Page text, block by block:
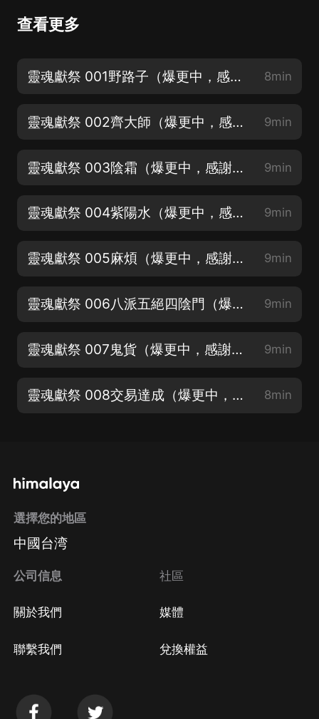
查看更多
靈魂獻祭 001野路子（爆更中，感謝關注+訂閱收聽） 8min
靈魂獻祭 002齊大師（爆更中，感謝關注+訂閱收聽） 9min
靈魂獻祭 003陰霜（爆更中，感謝關注+訂閱收聽） 9min
靈魂獻祭 004紫陽水（爆更中，感謝關注+訂閱收聽） 9min
靈魂獻祭 005麻煩（爆更中，感謝關注+訂閱收聽） 9min
靈魂獻祭 006八派五絕四陰門（爆更中，感謝關注+訂閱收聽） 9min
靈魂獻祭 007鬼貨（爆更中，感謝關注+訂閱收聽） 9min
靈魂獻祭 008交易達成（爆更中，感謝關注+訂閱收聽） 8min
選擇您的地區
中國台湾
公司信息
關於我們
聯繫我們
社區
媒體
兌換權益